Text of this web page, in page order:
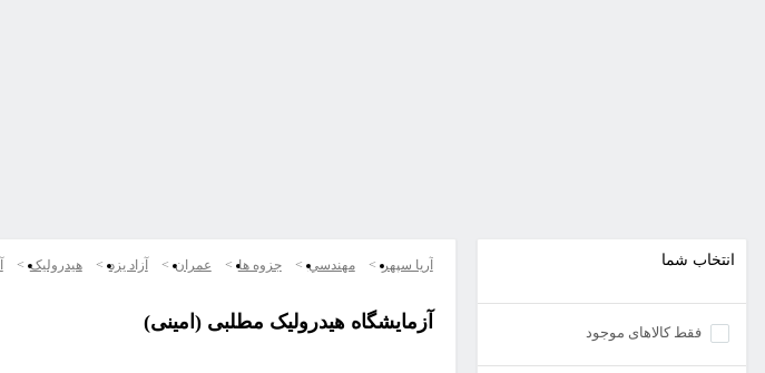
انتخاب شما
فقط کالاهای موجود
آریا سپهر مهندسي جزوه ها عمران آزاد یزد هیدرولیک
آزمایشگاه هیدرولیک مطلبی (امینی)